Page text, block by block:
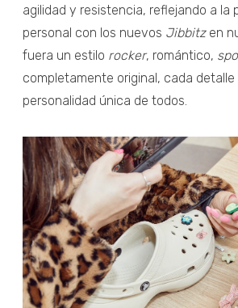
agilidad y resistencia, reflejando a la
personal con los nuevos Jibbitz en
fuera un estilo rocker, romántico,
completamente original, cada detalle
personalidad única de todos.